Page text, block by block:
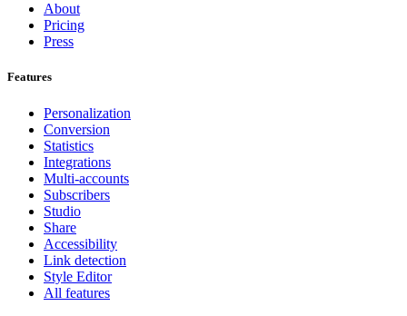
About
Pricing
Press
Features
Personalization
Conversion
Statistics
Integrations
Multi-accounts
Subscribers
Studio
Share
Accessibility
Link detection
Style Editor
All features